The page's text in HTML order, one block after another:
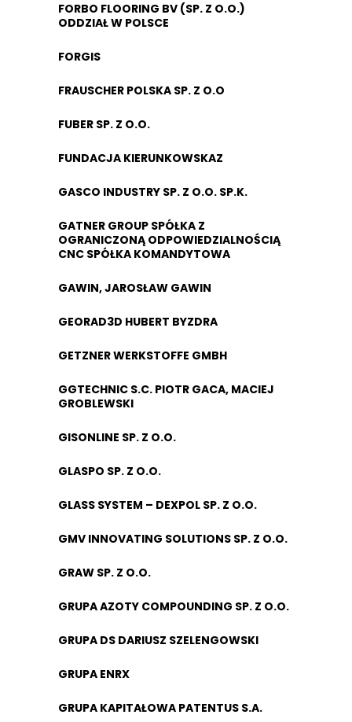
FORBO FLOORING BV (SP. Z O.O.)
ODDZIAŁ W POLSCE
FORGIS
FRAUSCHER POLSKA SP. Z O.O
FUBER SP. Z O.O.
FUNDACJA KIERUNKOWSKAZ
GASCO INDUSTRY SP. Z O.O. SP.K.
GATNER GROUP SPÓŁKA Z
OGRANICZONĄ ODPOWIEDZIALNOŚCIĄ
CNC SPÓŁKA KOMANDYTOWA
GAWIN, JAROSŁAW GAWIN
GEORAD3D HUBERT BYZDRA
GETZNER WERKSTOFFE GMBH
GGTECHNIC S.C. PIOTR GACA, MACIEJ
GROBLEWSKI
GISONLINE SP. Z O.O.
GLASPO SP. Z O.O.
GLASS SYSTEM – DEXPOL SP. Z O.O.
GMV INNOVATING SOLUTIONS SP. Z O.O.
GRAW SP. Z O.O.
GRUPA AZOTY COMPOUNDING SP. Z O.O.
GRUPA DS DARIUSZ SZELENGOWSKI
GRUPA ENRX
GRUPA KAPITAŁOWA PATENTUS S.A.